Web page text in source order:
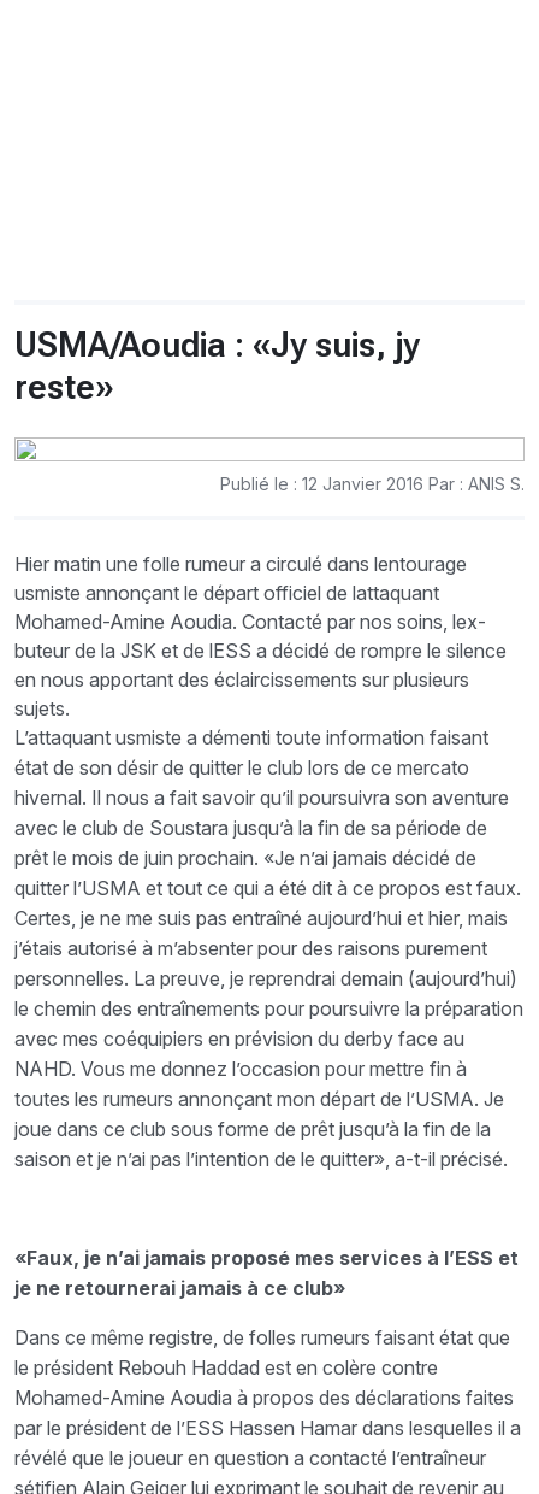
USMA/Aoudia : «Jy suis, jy
reste»
Publié le : 12 Janvier 2016 Par : ANIS S.
Hier matin une folle rumeur a circulé dans lentourage
usmiste annonçant le départ officiel de lattaquant
Mohamed-Amine Aoudia. Contacté par nos soins, lex-
buteur de la JSK et de lESS a décidé de rompre le silence
en nous apportant des éclaircissements sur plusieurs
sujets.
L’attaquant usmiste a démenti toute information faisant
état de son désir de quitter le club lors de ce mercato
hivernal. Il nous a fait savoir qu’il poursuivra son aventure
avec le club de Soustara jusqu’à la fin de sa période de
prêt le mois de juin prochain. «Je n’ai jamais décidé de
quitter l’USMA et tout ce qui a été dit à ce propos est faux.
Certes, je ne me suis pas entraîné aujourd’hui et hier, mais
j’étais autorisé à m’absenter pour des raisons purement
personnelles. La preuve, je reprendrai demain (aujourd’hui)
le chemin des entraînements pour poursuivre la préparation
avec mes coéquipiers en prévision du derby face au
NAHD. Vous me donnez l’occasion pour mettre fin à
toutes les rumeurs annonçant mon départ de l’USMA. Je
joue dans ce club sous forme de prêt jusqu’à la fin de la
saison et je n’ai pas l’intention de le quitter», a-t-il précisé.
«Faux, je n’ai jamais proposé mes services à l’ESS et
je ne retournerai jamais à ce club»
Dans ce même registre, de folles rumeurs faisant état que
le président Rebouh Haddad est en colère contre
Mohamed-Amine Aoudia à propos des déclarations faites
par le président de l’ESS Hassen Hamar dans lesquelles il a
révélé que le joueur en question a contacté l’entraîneur
sétifien Alain Geiger lui exprimant le souhait de revenir au